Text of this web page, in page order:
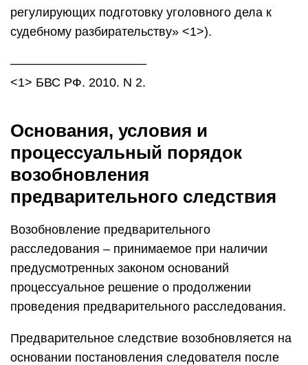
регулирующих подготовку уголовного дела к
судебному разбирательству» <1>).
———————————
<1> БВС РФ. 2010. N 2.
Основания, условия и
процессуальный порядок
возобновления
предварительного следствия
Возобновление предварительного
расследования – принимаемое при наличии
предусмотренных законом оснований
процессуальное решение о продолжении
проведения предварительного расследования.
Предварительное следствие возобновляется на
основании постановления следователя после